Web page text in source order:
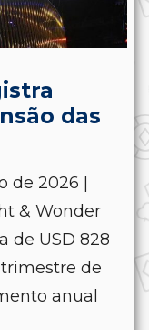
das
de 2026 |
& Wonder
de USD 828
de
anual